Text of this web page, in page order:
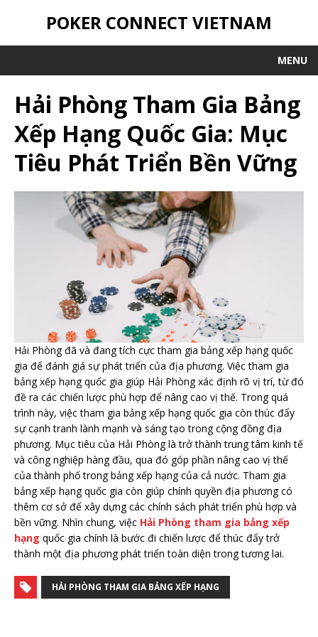
POKER CONNECT VIETNAM
MENU
Hải Phòng Tham Gia Bảng
Xếp Hạng Quốc Gia: Mục
Tiêu Phát Triển Bền Vững
Hải Phòng đã và đang tích cực tham gia bảng xếp hạng quốc
gia để đánh giá sự phát triển của địa phương. Việc tham gia
bảng xếp hạng quốc gia giúp Hải Phòng xác định rõ vị trí, từ đó
đề ra các chiến lược phù hợp để nâng cao vị thế. Trong quá
trình này, việc tham gia bảng xếp hạng quốc gia còn thúc đẩy
sự cạnh tranh lành mạnh và sáng tạo trong cộng đồng địa
phương. Mục tiêu của Hải Phòng là trở thành trung tâm kinh tế
và công nghiệp hàng đầu, qua đó góp phần nâng cao vị thế
của thành phố trong bảng xếp hạng của cả nước. Tham gia
bảng xếp hạng quốc gia còn giúp chính quyền địa phương có
thêm cơ sở để xây dựng các chính sách phát triển phù hợp và
bền vững. Nhìn chung, việc Hải Phòng tham gia bảng xếp
hạng quốc gia chính là bước đi chiến lược để thúc đẩy trở
thành một địa phương phát triển toàn diện trong tương lai.
HẢI PHÒNG THAM GIA BẢNG XẾP HẠNG